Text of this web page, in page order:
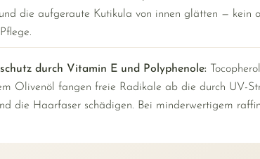
die aufgeraute Kutikula von innen glätten — kein
durch Vitamin E und Polyphenole:
Olivenöl fangen freie Radikale ab die durch UV-
die Haarfaser schädigen. Bei minderwertigem